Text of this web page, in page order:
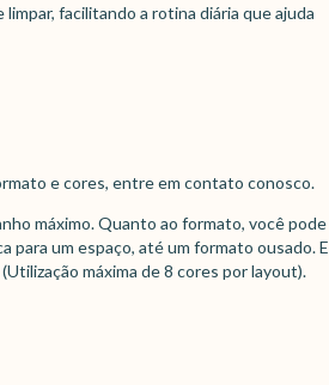
facilitando a rotina diária que ajuda
e cores, entre em contato conosco.
máximo. Quanto ao formato, você pode
para um espaço, até um formato ousado. E
máxima de 8 cores por layout).